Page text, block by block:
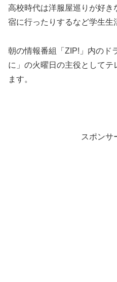
高校時代は洋服屋巡りが好
宿に行ったりするなど学生生
朝の情報番組「ZIP!」内のド
に」の火曜日の主役として
ます。
スポンサ